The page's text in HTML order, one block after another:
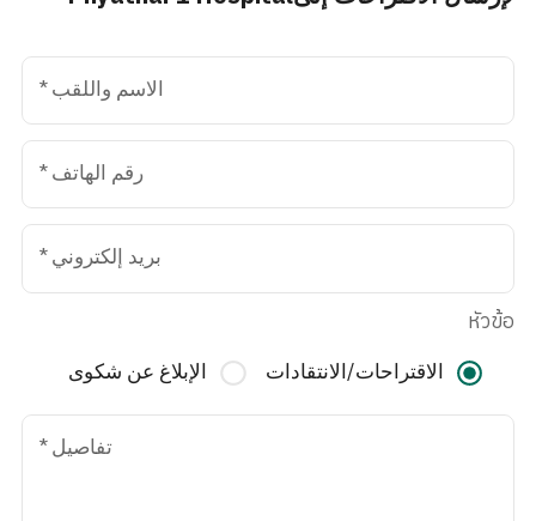
الاسم واللقب*
رقم الهاتف*
بريد إلكتروني*
หัวข้อ
الاقتراحات/الانتقادات
الإبلاغ عن شكوى
تفاصيل*